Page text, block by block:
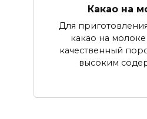
Какао на
Для
какао на
качественный
высоким